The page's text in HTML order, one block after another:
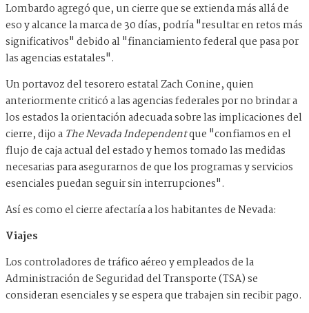
Lombardo agregó que, un cierre que se extienda más allá de
eso y alcance la marca de 30 días, podría "resultar en retos más
significativos" debido al "financiamiento federal que pasa por
las agencias estatales".
Un portavoz del tesorero estatal Zach Conine, quien
anteriormente criticó a las agencias federales por no brindar a
los estados la orientación adecuada sobre las implicaciones del
cierre, dijo a The Nevada Independentque "confiamos en el
flujo de caja actual del estado y hemos tomado las medidas
necesarias para asegurarnos de que los programas y servicios
esenciales puedan seguir sin interrupciones".
Así es como el cierre afectaría a los habitantes de Nevada:
Viajes
Los controladores de tráfico aéreo y empleados de la
Administración de Seguridad del Transporte (TSA) se
consideran esenciales y se espera que trabajen sin recibir pago.